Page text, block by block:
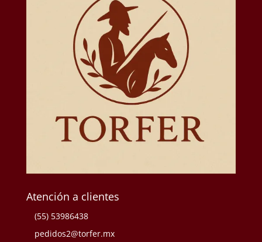
Atención a clientes
(55) 53986438
pedidos2@torfer.mx